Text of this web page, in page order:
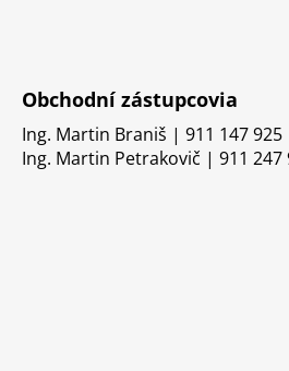
Obchodní zástupcovia
Ing. Martin Braniš | 911 147 925
Ing. Martin Petrakovič | 911 247